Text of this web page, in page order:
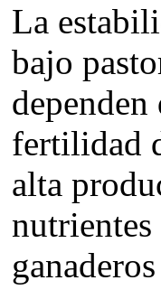
La
bajo
fertilidad
alta
nutrientes